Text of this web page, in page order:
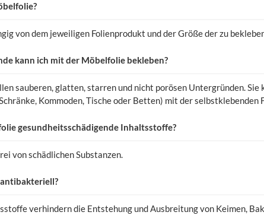
von dem jeweiligen Folienprodukt und der Größe der zu
kann ich mit der Möbelfolie bekleben?
sauberen, glatten, starren und nicht porösen Untergründen. Sie
Kommoden, Tische oder Betten) mit der selbstklebenden
gesundheitsschädigende Inhaltsstoffe?
von schädlichen Substanzen.
verhindern die Entstehung und Ausbreitung von Keimen,